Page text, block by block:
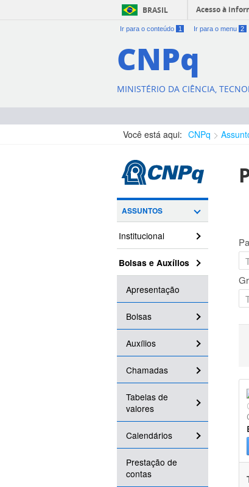
BRASIL Acesso à
Ir para o conteúdo 1 Ir para o menu 2
CNPq
MINISTÉRIO DA CIÊNCIA,
Você está aqui: CNPq
ASSUNTOS
Institucional
Bolsas e Auxílios
Apresentação
Bolsas
Auxílios
Chamadas
Tabelas de
valores
Calendários
Prestação de
contas